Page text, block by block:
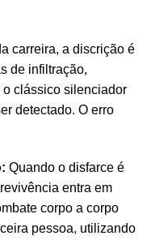
carreira, a discrição é
de infiltração,
clássico silenciador
detectado. O erro
Quando o disfarce é
entra em
corpo a corpo
pessoa, utilizando